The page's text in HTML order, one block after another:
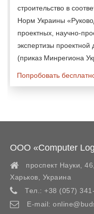
строительство в
Норм Украины
проектных, научно-
экспертизы проектной
(приказ Минрегиона
Попробовать
ООО «Computer
проспект Науки,
Харьков
Украина
Тел.: +38 (057)
E-mail: